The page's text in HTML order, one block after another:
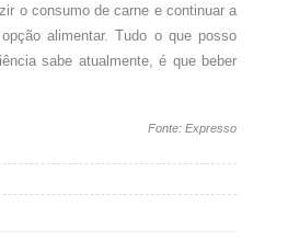
o consumo de carne e continuar a
alimentar. Tudo o que posso
sabe atualmente, é que beber
Fonte: Expresso